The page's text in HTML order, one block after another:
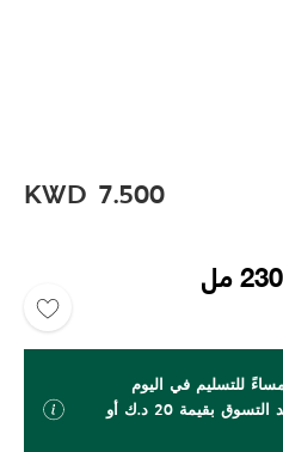
KWD 7.500
بحلول الساعة 7 مساءً للتسليم في اليوم
التالي. توصيل مجاني عند التسوق بقيمة 20 د.ك أو